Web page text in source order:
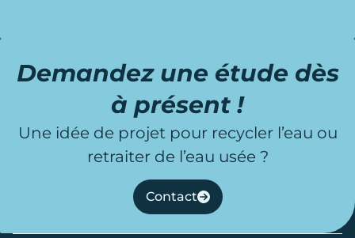
Demandez une étude dès
à présent !
Une idée de projet pour recycler l’eau ou
retraiter de l’eau usée ?
Contact